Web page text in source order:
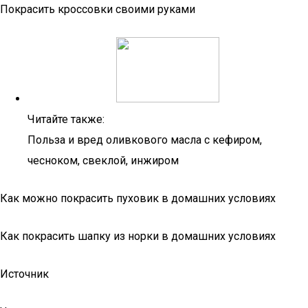
Покрасить кроссовки своими руками
Читайте также:
Польза и вред оливкового масла с кефиром,
чесноком, свеклой, инжиром
Как можно покрасить пуховик в домашних условиях
Как покрасить шапку из норки в домашних условиях
Источник